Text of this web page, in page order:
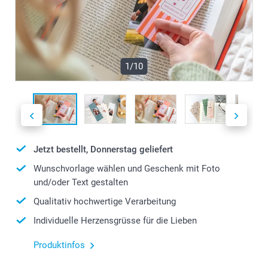
1/10
Jetzt bestellt, Donnerstag geliefert
Wunschvorlage wählen und Geschenk mit Foto
und/oder Text gestalten
Qualitativ hochwertige Verarbeitung
Individuelle Herzensgrüsse für die Lieben
Produktinfos